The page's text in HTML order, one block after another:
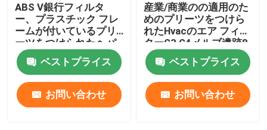
ABS V銀行フィルタ
ー、プラスチック フレ
ームが付いているプリ
ーツをつけられたヘパ
のエア フィルター
HVACシステム
ベストプライス
お問い合わせ
産業/商業のの適用のた
めのプリーツをつけら
れたHvacのエア フィル
ターG3 G4メルブ遺跡8
ベストプライス
お問い合わせ